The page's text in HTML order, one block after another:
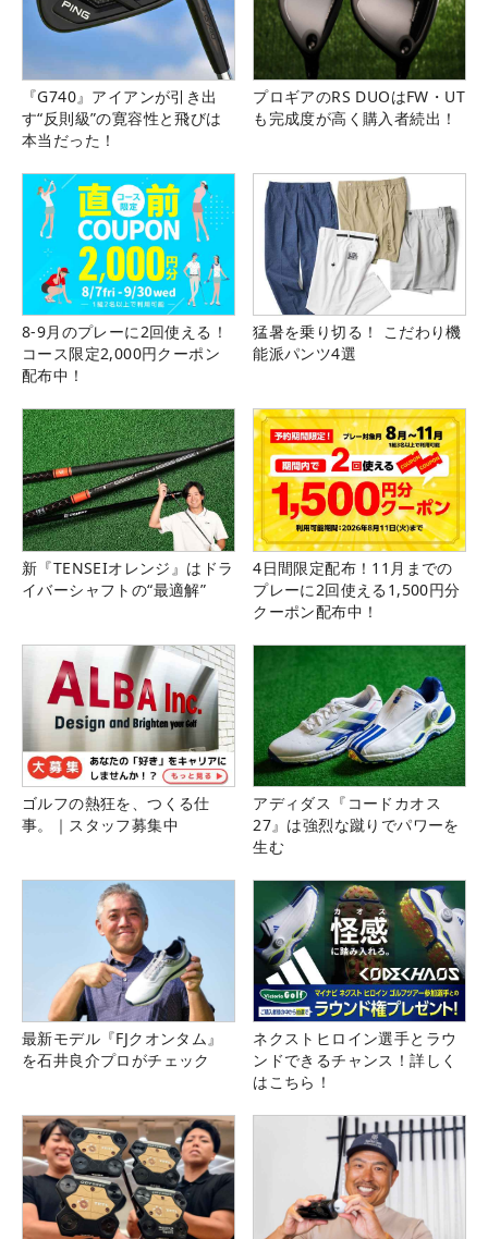
『G740』アイアンが引き出
す“反則級”の寛容性と飛びは
本当だった！
プロギアのRS DUOはFW・UT
も完成度が高く購入者続出！
8-9月のプレーに2回使える！
コース限定2,000円クーポン
配布中！
猛暑を乗り切る！ こだわり機
能派パンツ4選
新『TENSEIオレンジ』はドラ
イバーシャフトの“最適解”
4日間限定配布！11月までの
プレーに2回使える1,500円分
クーポン配布中！
ゴルフの熱狂を、つくる仕
事。｜スタッフ募集中
アディダス『コードカオス
27』は強烈な蹴りでパワーを
生む
最新モデル『FJクオンタム』
を石井良介プロがチェック
ネクストヒロイン選手とラウ
ンドできるチャンス！詳しく
はこちら！